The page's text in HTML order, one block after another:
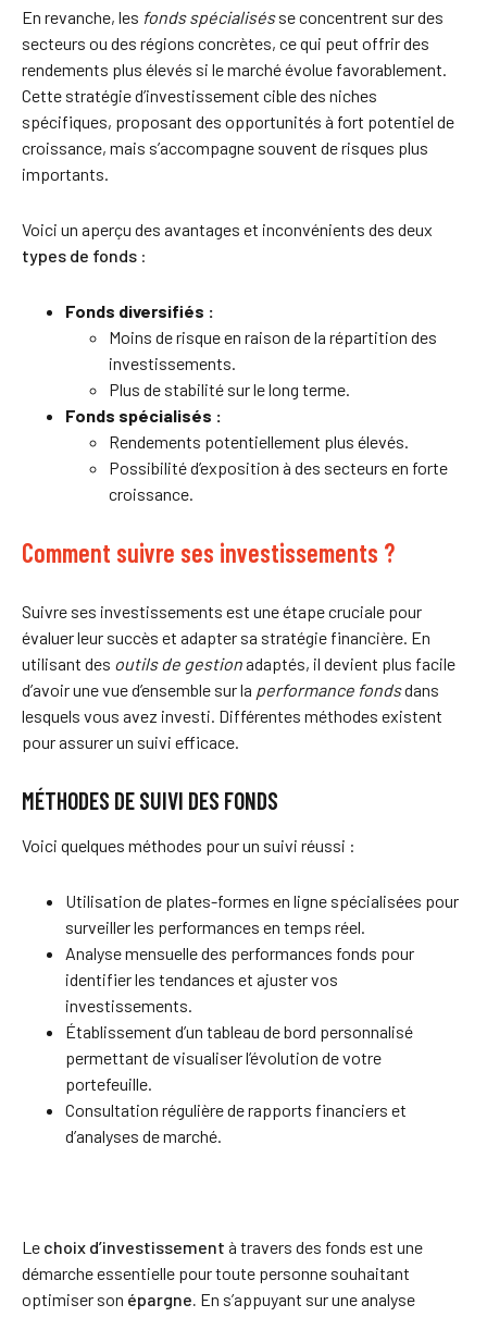
En revanche, les fonds spécialisésse concentrent sur des
secteurs ou des régions concrètes, ce qui peut offrir des
rendements plus élevés si le marché évolue favorablement.
Cette stratégie d’investissement cible des niches
spécifiques, proposant des opportunités à fort potentiel de
croissance, mais s’accompagne souvent de risques plus
importants.
Voici un aperçu des avantages et inconvénients des deux
types de fonds :
Fonds diversifiés :
Moins de risque en raison de la répartition des
investissements.
Plus de stabilité sur le long terme.
Fonds spécialisés :
Rendements potentiellement plus élevés.
Possibilité d’exposition à des secteurs en forte
croissance.
Comment suivre ses investissements ?
Suivre ses investissements est une étape cruciale pour
évaluer leur succès et adapter sa stratégie financière. En
utilisant des outils de gestionadaptés, il devient plus facile
d’avoir une vue d’ensemble sur la performance fondsdans
lesquels vous avez investi. Différentes méthodes existent
pour assurer un suivi efficace.
MÉTHODES DE SUIVI DES FONDS
Voici quelques méthodes pour un suivi réussi :
Utilisation de plates-formes en ligne spécialisées pour
surveiller les performances en temps réel.
Analyse mensuelle des performances fonds pour
identifier les tendances et ajuster vos
investissements.
Établissement d’un tableau de bord personnalisé
permettant de visualiser l’évolution de votre
portefeuille.
Consultation régulière de rapports financiers et
d’analyses de marché.
Le choix d’investissement à travers des fonds est une
démarche essentielle pour toute personne souhaitant
optimiser son épargne. En s’appuyant sur une analyse